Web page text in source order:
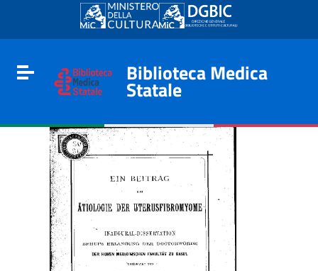
Go to content
Go to the navigation menu
Go to the footer
Toggle navigation
Biblioteca Medica
Statale